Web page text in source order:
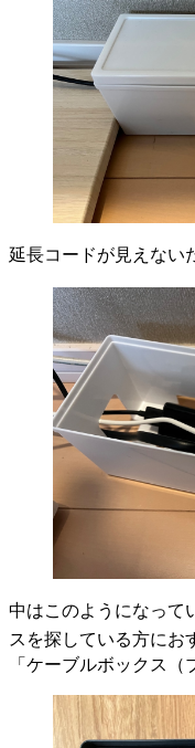
延長コードが見えない
中はこのようになって
スを探している方にお
「ケーブルボックス（